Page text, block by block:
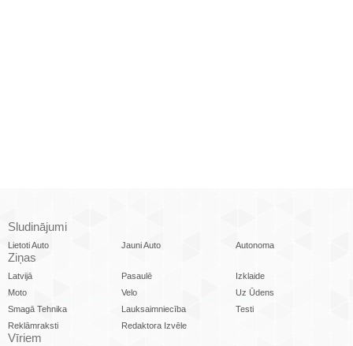
Sludinājumi
Lietoti Auto Jauni Auto Autonoma
Ziņas
Latvijā Pasaulē
Izklaide
Moto
Velo
Uz Ūdens
Smagā Tehnika
Lauksaimniecība
Testi
Reklāmraksti
Redaktora Izvēle
Vīriem